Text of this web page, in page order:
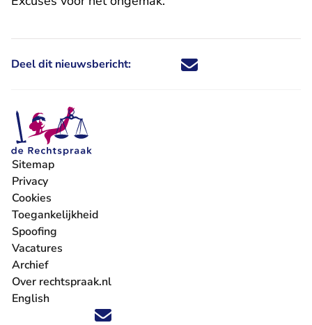
Deel dit nieuwsbericht: Deel dit nieuwsbericht via X -
Deel dit nieuwsbericht via
Deel dit nieuwsbericht
Deel dit
Volg ons op X (Twitter) - U verlaat Rechtspraak.nl
Volg ons op Facebook - U verlaat Rechtspraak.nl
Volg ons op Instagram - U verlaat Rechtspraak.nl
Volg ons op Youtube - U verlaat Rechtspraak.nl
Volg ons op LinkedIn - U verlaat
'Blijf op de hoogte' nieuwsbrief - U verlaat
Sitemap
Privacy
Cookies
Toegankelijkheid
Spoofing
Vacatures
- U verlaat Rechtspraak.nl
Archief
Over rechtspraak.nl
English